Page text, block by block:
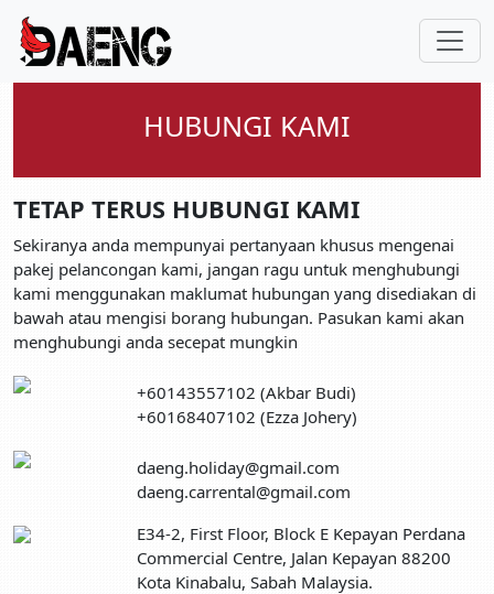
HUBUNGI KAMI
TETAP TERUS HUBUNGI KAMI
Sekiranya anda mempunyai pertanyaan khusus mengenai
pakej pelancongan kami, jangan ragu untuk menghubungi
kami menggunakan maklumat hubungan yang disediakan di
bawah atau mengisi borang hubungan. Pasukan kami akan
menghubungi anda secepat mungkin
+60143557102 (Akbar Budi)
+60168407102 (Ezza Johery)
daeng.holiday@gmail.com
daeng.carrental@gmail.com
E34-2, First Floor, Block E Kepayan Perdana
Commercial Centre, Jalan Kepayan 88200
Kota Kinabalu, Sabah Malaysia.